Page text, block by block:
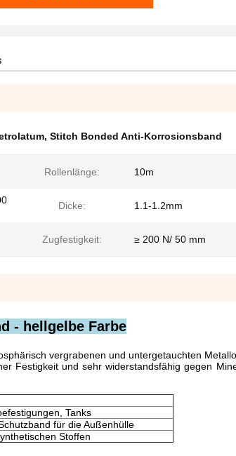
, Stitch Bonded Anti-Korrosionsband
Rollenlänge: 10m
Dicke: 1.1-1.2mm
Zugfestigkeit: ≥ 200 N/ 50 mm
- hellgelbe Farbe
vergrabenen und untergetauchten
Festigkeit und sehr widerstandsfähig gegen
Tanks
für die Außenhülle
Stoffen